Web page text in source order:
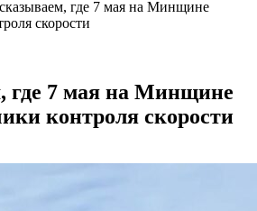
где 7 мая на Минщине
скорости
где 7 мая на Минщине
контроля скорости